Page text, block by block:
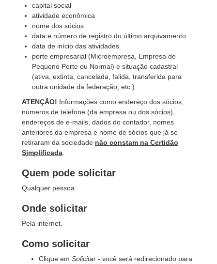
capital social
atividade econômica
nome dos sócios
data e número de registro do último arquivamento
data de início das atividades
porte empresarial (Microempresa, Empresa de
Pequeno Porte ou Normal) e situação cadastral
(ativa, extinta, cancelada, falida, transferida para
outra unidade da federação, etc.)
ATENÇÃO! Informações como endereço dos sócios,
números de telefone (da empresa ou dos sócios),
endereços de e-mails, dados do contador, nomes
anteriores da empresa e nome de sócios que já se
retiraram da sociedade não constam na Certidão
Simplificada
Quem pode solicitar
Qualquer pessoa.
Onde solicitar
Pela internet.
Como solicitar
Clique em Solicitar - você será redirecionado para